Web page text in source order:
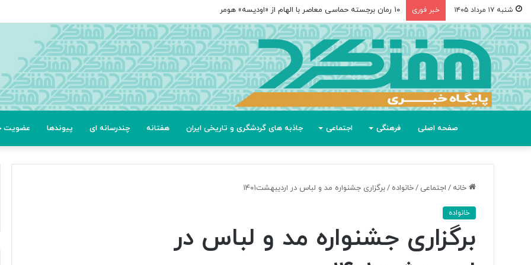
شنبه ۱۷ مرداد ۱۴۰۵ خبر فوری مغز متفکر گوگل از سمت خود کناره‌گیری کرد
صفحه اصلی فرهنگی اجتماعی جاذبه های گردشگری و تاریخی ایران هفتانه چندرسانه ای پیوندها عضویت
خانه / اجتماعی /خانواده /برگزاری جشنواره مد و لباس در اردیبهشت۱۴۰۱
خانواده
برگزاری جشنواره مد و لباس در